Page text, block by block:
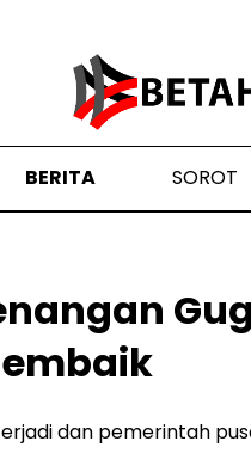
BERITA SOROT
dan pemerintah